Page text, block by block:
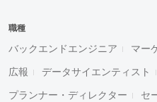
職種
バックエンドエンジニア マー
広報 データサイエンティスト
プランナー・ディレクター セ